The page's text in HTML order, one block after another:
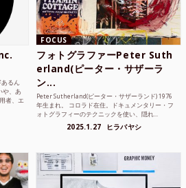
るん
や、あ
者、エ
FOCUS
フォトグラファーPeter Suth
erland(ピーター・サザーラ
ン...
Peter Sutherland(ピーター・サザーランド) 1976
年生まれ。 コロラド在住。ドキュメンタリー・フ
ォトグラフィーのテクニックを使い、隠れ...
2025.1.27 ヒラバヤシ